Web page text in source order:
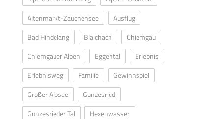
Altenmarkt-Zauchensee
Ausflug
Bad Hindelang
Blaichach
Chiemgau
Chiemgauer Alpen
Eggental
Erlebnis
Erlebnisweg
Familie
Gewinnspiel
Großer Alpsee
Gunzesried
Gunzesrieder Tal
Hexenwasser